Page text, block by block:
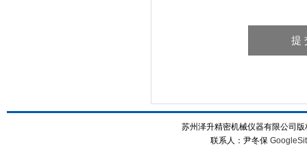
苏州泽升精密机械仪器有限公司
联系人：尹冬保